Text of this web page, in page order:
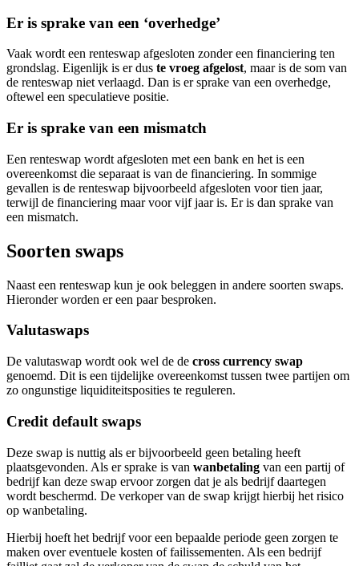
Er is sprake van een ‘overhedge’
Vaak wordt een renteswap afgesloten zonder een financiering ten
grondslag. Eigenlijk is er dus te vroeg afgelost, maar is de som van
de renteswap niet verlaagd. Dan is er sprake van een overhedge,
oftewel een speculatieve positie.
Er is sprake van een mismatch
Een renteswap wordt afgesloten met een bank en het is een
overeenkomst die separaat is van de financiering. In sommige
gevallen is de renteswap bijvoorbeeld afgesloten voor tien jaar,
terwijl de financiering maar voor vijf jaar is. Er is dan sprake van
een mismatch.
Soorten swaps
Naast een renteswap kun je ook beleggen in andere soorten swaps.
Hieronder worden er een paar besproken.
Valutaswaps
De valutaswap wordt ook wel de de cross currency swap
genoemd. Dit is een tijdelijke overeenkomst tussen twee partijen om
zo ongunstige liquiditeitsposities te reguleren.
Credit default swaps
Deze swap is nuttig als er bijvoorbeeld geen betaling heeft
plaatsgevonden. Als er sprake is van wanbetaling van een partij of
bedrijf kan deze swap ervoor zorgen dat je als bedrijf daartegen
wordt beschermd. De verkoper van de swap krijgt hierbij het risico
op wanbetaling.
Hierbij hoeft het bedrijf voor een bepaalde periode geen zorgen te
maken over eventuele kosten of failissementen. Als een bedrijf